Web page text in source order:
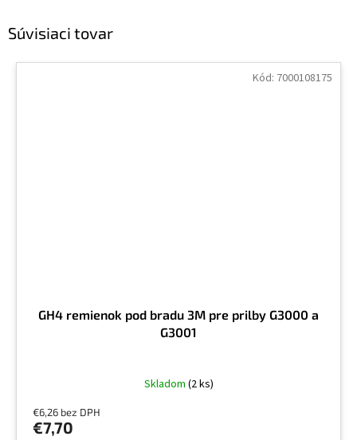
Súvisiaci tovar
GH4 remienok pod bradu 3M pre prilby G3000 a
G3001
Skladom (2 ks)
€6,26 bez DPH
€7,70
Kód: 7000108175